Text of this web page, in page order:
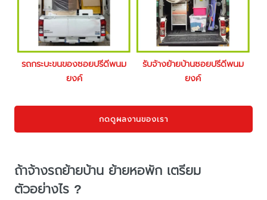
รถกระบะขนของซอยปรีดีพนม
ยงค์
รับจ้างย้ายบ้านซอยปรีดีพนม
ยงค์
กดดูผลงานของเรา
ถ้าจ้างรถย้ายบ้าน ย้ายหอพัก เตรียม
ตัวอย่างไร ?